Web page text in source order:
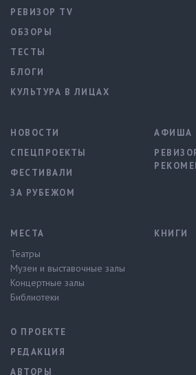
РЕВИЗОР TV
ОБЗОРЫ
ТЕСТЫ
БЛОГИ
КУЛЬТУРА В ЛИЦАХ
НОВОСТИ
СПЕЦПРОЕКТЫ
ФЕСТИВАЛИ
ЗА РУБЕЖОМ
АФИША
МЕСТА
Театры
Музеи и выставочные залы
Концертные залы
Библиотеки
КНИГИ
О ПРОЕКТЕ
РЕДАКЦИЯ
АВТОРЫ